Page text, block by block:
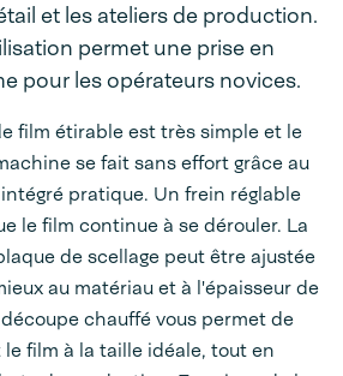
et les ateliers de production.
permet une prise en
pour les opérateurs novices.
film étirable est très simple et le
se fait sans effort grâce au
pratique. Un frein réglable
le film continue à se dérouler. La
de scellage peut être ajustée
au matériau et à l'épaisseur de
chauffé vous permet de
film à la taille idéale, tout en